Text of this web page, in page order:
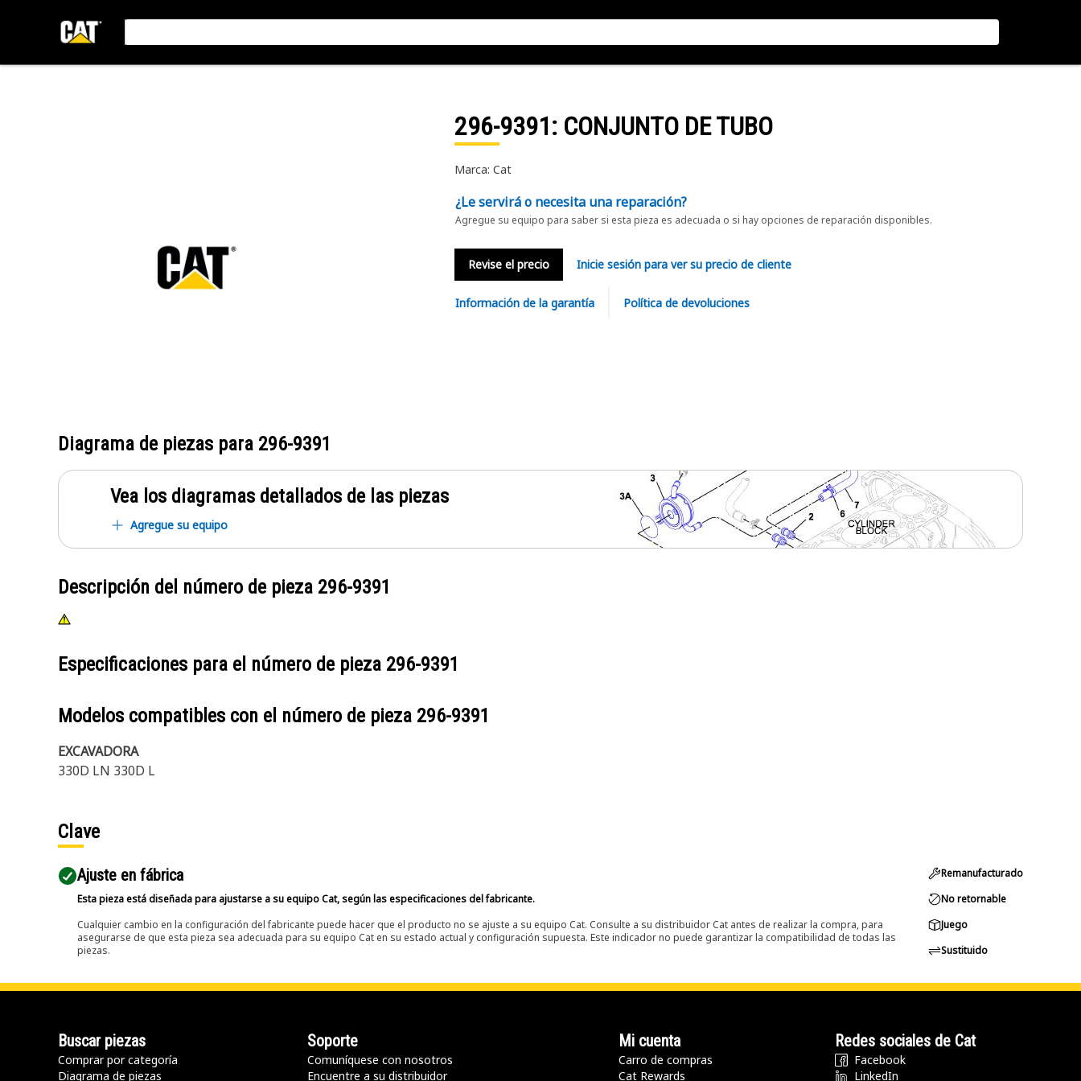
296-9391: CONJUNTO DE TUBO
Marca: Cat
¿Le servirá o necesita una reparación?
Agregue su equipo para saber si esta pieza es adecuada o si hay opciones de reparación disponibles.
Revise el precio Inicie sesión para ver su precio de cliente
Información de la garantía Política de devoluciones
Diagrama de piezas para 296-9391
Vea los diagramas detallados de las piezas
Agregue su equipo
Descripción del número de pieza 296-9391
Especificaciones para el número de pieza 296-9391
Modelos compatibles con el número de pieza 296-9391
EXCAVADORA
330D LN 330D L
Clave
Ajuste en fábrica
Esta pieza está diseñada para ajustarse a su equipo Cat, según las especificaciones del fabricante.
Cualquier cambio en la configuración del fabricante puede hacer que el producto no se ajuste a su equipo Cat. Consulte a su distribuidor Cat antes de realizar la compra, para
asegurarse de que esta pieza sea adecuada para su equipo Cat en su estado actual y configuración supuesta. Este indicador no puede garantizar la compatibilidad de todas las
piezas.
Remanufacturado
No retornable
Juego
Sustituido
Buscar piezas
Comprar por categoría
Diagrama de piezas
Soporte
Comuníquese con nosotros
Encuentre a su distribuidor
Mi cuenta
Carro de compras
Cat Rewards
Redes sociales de Cat
Facebook
LinkedIn